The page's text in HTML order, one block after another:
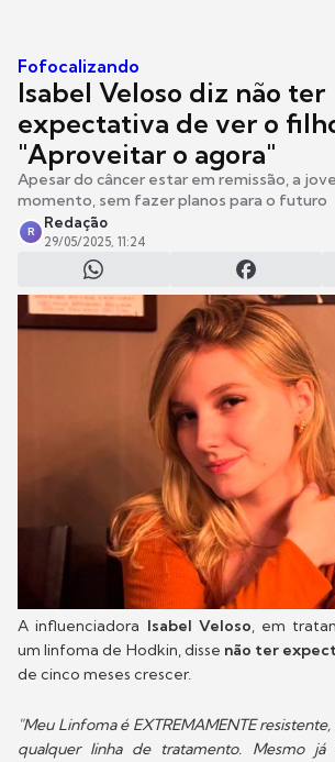
Fofocalizando
Isabel Veloso diz não ter
expectativa de ver o
"Aproveitar o agora"
Apesar do câncer estar em remissão, a
momento, sem fazer planos para o futuro
R
Redação
29/05/2025, 11:24
A influenciadora Isabel Veloso, em
um linfoma de Hodkin, disse não ter
de cinco meses crescer.
"Meu Linfoma é EXTREMAMENTE
qualquer linha de tratamento. Mesmo